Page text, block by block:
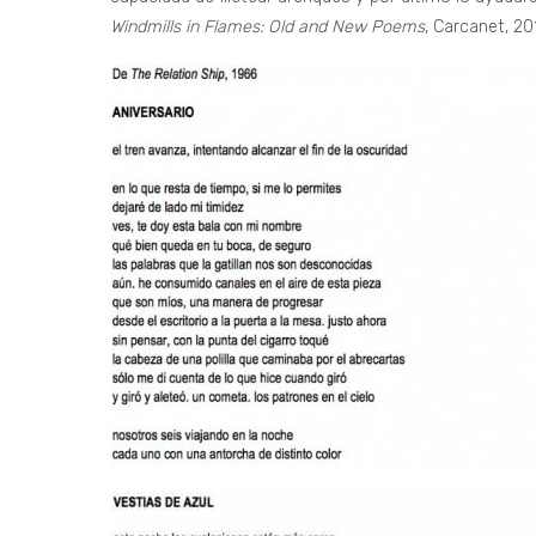
Windmills in Flames: Old and New Poems, Carcanet,